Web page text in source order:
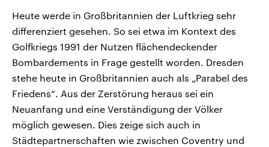
Heute werde in Großbritannien der Luftkrieg sehr
differenziert gesehen. So sei etwa im Kontext des
Golfkriegs 1991 der Nutzen flächendeckender
Bombardements in Frage gestellt worden. Dresden
stehe heute in Großbritannien auch als „Parabel des
Friedens“. Aus der Zerstörung heraus sei ein
Neuanfang und eine Verständigung der Völker
möglich gewesen. Dies zeige sich auch in
Städtepartnerschaften wie zwischen Coventry und